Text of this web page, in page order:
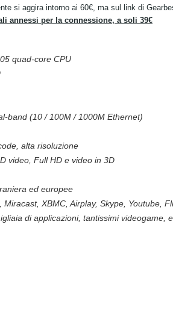
si aggira intorno ai 60€, ma sul link di
annessi per la connessione, a soli 39€
quad-core CPU
band (10 / 100M / 1000M Ethernet)
alta risoluzione
video, Full HD e video in 3D
ed europee
XBMC, Airplay, Skype, Youtube,
di applicazioni, tantissimi videogame,